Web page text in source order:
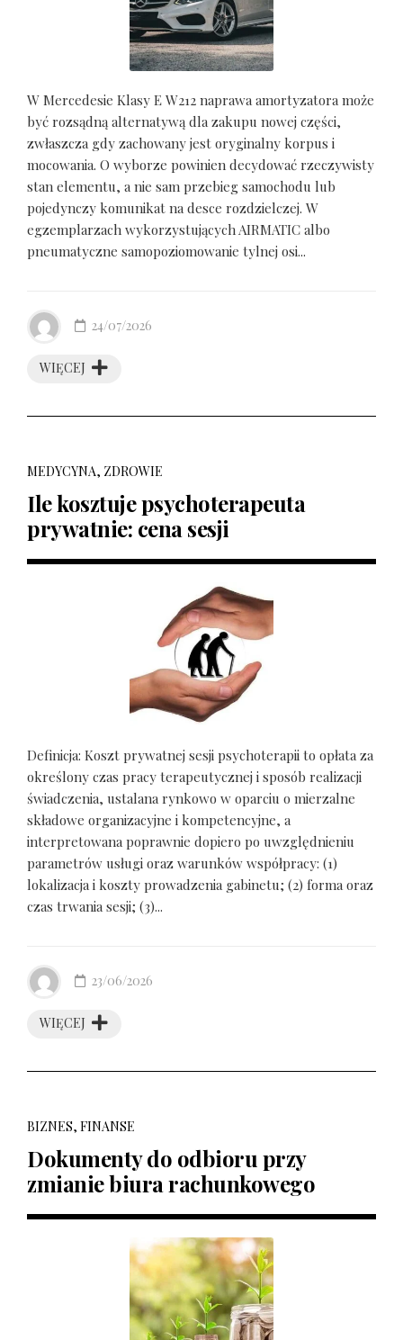
W Mercedesie Klasy E W212 naprawa amortyzatora może
być rozsądną alternatywą dla zakupu nowej części,
zwłaszcza gdy zachowany jest oryginalny korpus i
mocowania. O wyborze powinien decydować rzeczywisty
stan elementu, a nie sam przebieg samochodu lub
pojedynczy komunikat na desce rozdzielczej. W
egzemplarzach wykorzystujących AIRMATIC albo
pneumatyczne samopoziomowanie tylnej osi...
WIĘCEJ
24/07/2026
MEDYCYNA, ZDROWIE
Ile kosztuje psychoterapeuta
prywatnie: cena sesji
Definicja: Koszt prywatnej sesji psychoterapii to opłata za
określony czas pracy terapeutycznej i sposób realizacji
świadczenia, ustalana rynkowo w oparciu o mierzalne
składowe organizacyjne i kompetencyjne, a
interpretowana poprawnie dopiero po uwzględnieniu
parametrów usługi oraz warunków współpracy: (1)
lokalizacja i koszty prowadzenia gabinetu; (2) forma oraz
czas trwania sesji; (3)...
WIĘCEJ
23/06/2026
BIZNES, FINANSE
Dokumenty do odbioru przy
zmianie biura rachunkowego